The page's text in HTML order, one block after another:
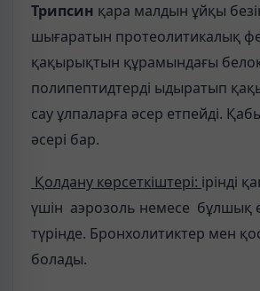
Трипсин қара малдын ұйқы
шығаратын протеолитикалық
қақырықтын құрамындағы
полипептидтерді ыдыратып
сау ұлпаларға әсер етпейді.
әсері бар.
Қолдану көрсеткіштері: ірінді
үшін аэрозоль немесе бұлшық
түрінде. Бронхолитиктер мен
болады.